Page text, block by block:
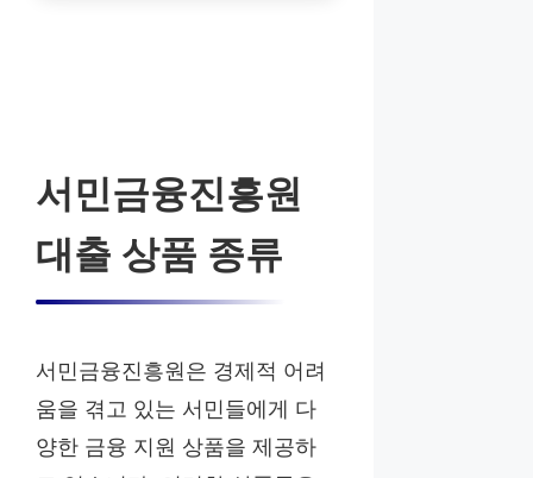
서민금융진흥원
대출 상품 종류
서민금융진흥원은 경제적 어려
움을 겪고 있는 서민들에게 다
양한 금융 지원 상품을 제공하